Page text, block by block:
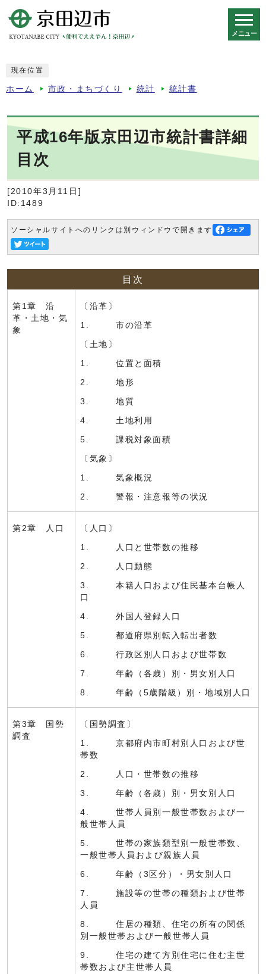
メニュー
現在位置
ホーム 市政・まちづくり 統計 統計書
平成16年版京田辺市統計書詳細
目次
[2010年3月11日]
ID:1489
ソーシャルサイトへのリンクは別ウィンドウで開きます
目次
第1章 沿
革・土地・気
象
〔沿革〕
1. 市の沿革
〔土地〕
1. 位置と面積
2. 地形
3. 地質
4. 土地利用
5. 課税対象面積
〔気象〕
1. 気象概況
2. 警報・注意報等の状況
第2章 人口 〔人口〕
1. 人口と世帯数の推移
2. 人口動態
3. 本籍人口および住民基本台帳人
口
4. 外国人登録人口
5. 都道府県別転入転出者数
6. 行政区別人口および世帯数
7. 年齢（各歳）別・男女別人口
8. 年齢（5歳階級）別・地域別人口
第3章 国勢
調査
〔国勢調査〕
1. 京都府内市町村別人口および世
帯数
2. 人口・世帯数の推移
3. 年齢（各歳）別・男女別人口
4. 世帯人員別一般世帯数および一
般世帯人員
5. 世帯の家族類型別一般世帯数、
一般世帯人員および親族人員
6. 年齢（3区分）・男女別人口
7. 施設等の世帯の種類および世帯
人員
8. 住居の種類、住宅の所有の関係
別一般世帯および一般世帯人員
9. 住宅の建て方別住宅に住む主世
帯数および主世帯人員